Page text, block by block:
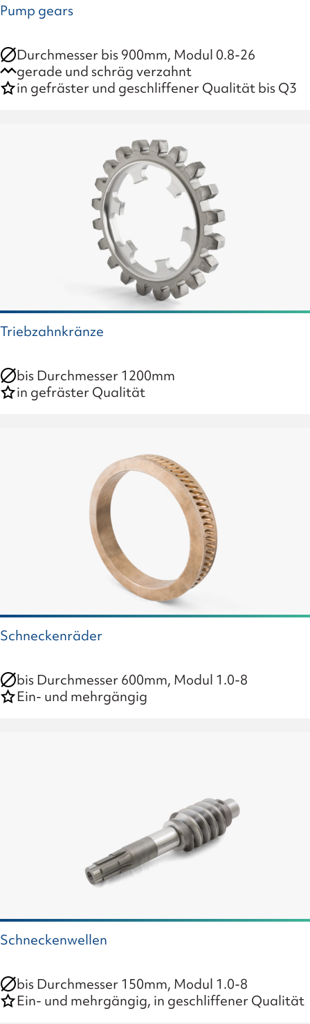
Pump gears
Durchmesser bis 900mm, Modul 0.8-26
gerade und schräg verzahnt
in gefräster und geschliffener Qualität bis Q3
Triebzahnkränze
bis Durchmesser 1200mm
in gefräster Qualität
Schneckenräder
bis Durchmesser 600mm, Modul 1.0-8
Ein- und mehrgängig
Schneckenwellen
bis Durchmesser 150mm, Modul 1.0-8
Ein- und mehrgängig, in geschliffener Qualität